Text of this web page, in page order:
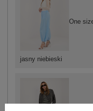
jasny niebieski
One